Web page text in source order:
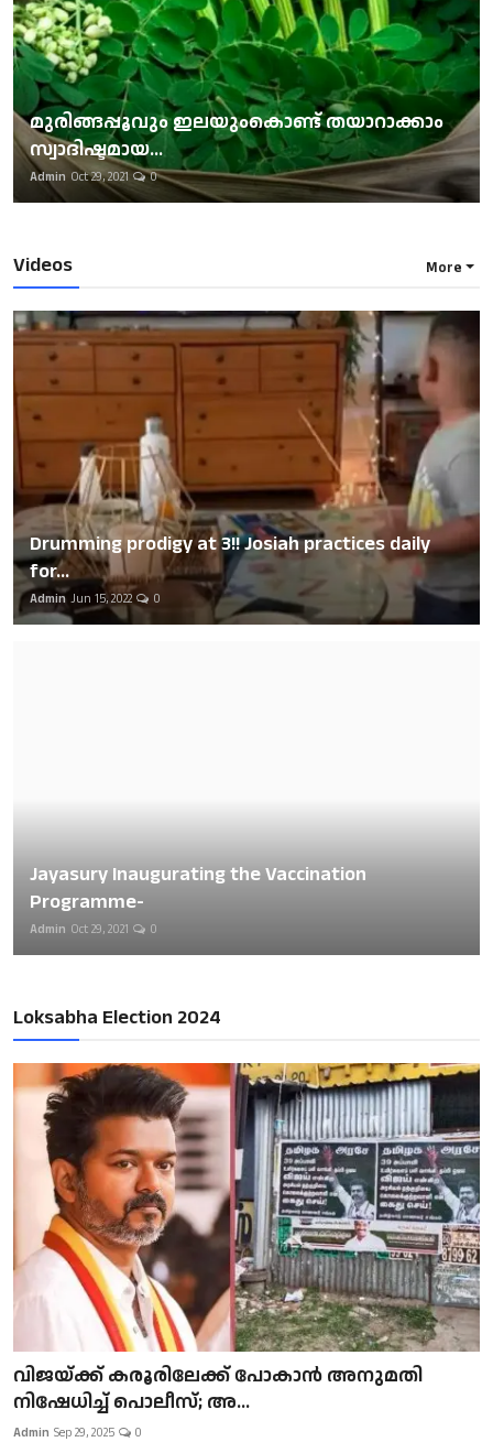
മുരിങ്ങപ്പൂവും ഇലയുംകൊണ്ട് തയാറാക്കാം
സ്വാദിഷ്ടമായ...
Admin Oct 29, 2021 0
Videos More
Drumming prodigy at 3!! Josiah practices daily
for...
Admin Jun 15, 2022 0
Jayasury Inaugurating the Vaccination
Programme-
Admin Oct 29, 2021 0
Loksabha Election 2024
വിജയ്ക്ക് കരൂരിലേക്ക് പോകാൻ അനുമതി
നിഷേധിച്ച് പൊലീസ്; അ...
Admin Sep 29, 2025 0